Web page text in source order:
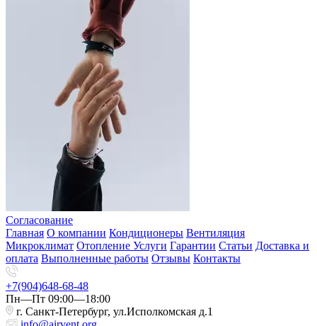
Согласование
Главная О компании Кондиционеры Вентиляция
Микроклимат Отопление Услуги Гарантии Статьи Доставка и
оплата Выполненные работы Отзывы Контакты
+7(904)648-68-48
Пн—Пт 09:00—18:00
г. Санкт-Петербург, ул.Исполкомская д.1